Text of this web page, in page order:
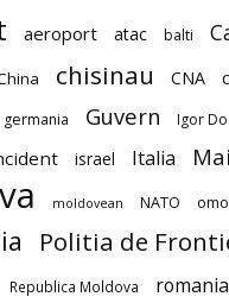
aeroport atac balti
chisinau CNA
germania Guvern Igor
israel Italia
moldovean NATO
Politia de
Republica Moldova romania